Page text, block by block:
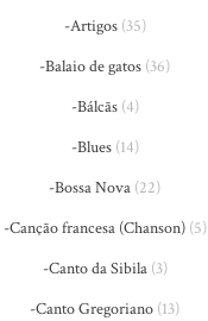
-Artigos(35)
-Balaio de gatos (36)
-Bálcãs(4)
-Blues(14)
-Bossa Nova (22)
-Canção francesa (Chanson)(5)
-Canto da Sibila(3)
-Canto Gregoriano (13)